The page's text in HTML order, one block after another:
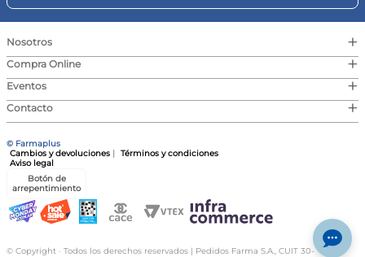
Nosotros +
Compra Online +
Eventos +
Contacto +
© Farmaplus
Cambios y devoluciones | Términos y condiciones
Aviso legal
Botón de
arrepentimiento
© Copyright · Todos los derechos reservados | Pedidos Farma S.A., CUIT 30-